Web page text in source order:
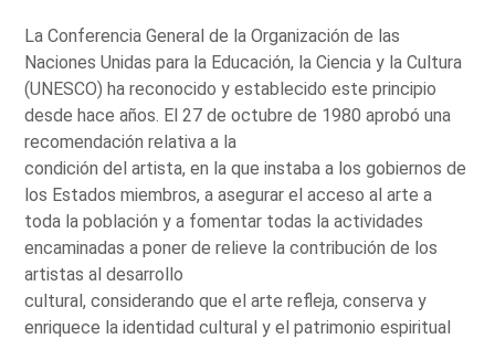
La Conferencia General de la Organización de las
Naciones Unidas para la Educación, la Ciencia y la Cultura
(UNESCO) ha reconocido y establecido este principio
desde hace años. El 27 de octubre de 1980 aprobó una
recomendación relativa a la
condición del artista, en la que instaba a los gobiernos de
los Estados miembros, a asegurar el acceso al arte a
toda la población y a fomentar todas la actividades
encaminadas a poner de relieve la contribución de los
artistas al desarrollo
cultural, considerando que el arte refleja, conserva y
enriquece la identidad cultural y el patrimonio espiritual